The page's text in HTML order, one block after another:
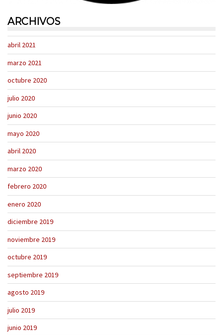
ARCHIVOS
abril 2021
marzo 2021
octubre 2020
julio 2020
junio 2020
mayo 2020
abril 2020
marzo 2020
febrero 2020
enero 2020
diciembre 2019
noviembre 2019
octubre 2019
septiembre 2019
agosto 2019
julio 2019
junio 2019